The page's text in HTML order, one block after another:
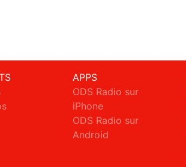
APPS
ODS Radio sur
iPhone
ODS Radio sur
Android